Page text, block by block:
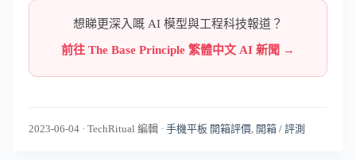
想睇更深入嘅 AI 模型與工程科技報道？
前往 The Base Principle 繁體中文 AI 新聞 →
2023-06-04 · TechRitual 編輯 · 手機平板 開箱評價, 開箱 / 評測